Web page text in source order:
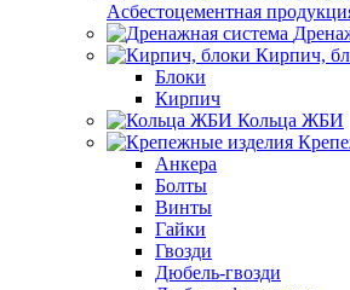
Асбестоцементная
Кирпич,
Блоки
Кирпич
Кольца ЖБИ
Анкера
Болты
Винты
Гайки
Гвозди
Дюбель-гвозди